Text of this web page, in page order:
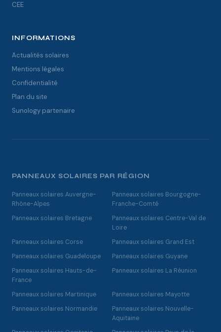
CEE
INFORMATIONS
Actualités solaires
Mentions légales
Confidentialité
Plan du site
Sunology partenaire
PANNEAUX SOLAIRES PAR RÉGION
Panneaux solaires Auvergne-
Rhône-Alpes
Panneaux solaires Bourgogne-
Franche-Comté
Panneaux solaires Bretagne
Panneaux solaires Centre-Val de
Loire
Panneaux solaires Corse
Panneaux solaires Grand Est
Panneaux solaires Guadeloupe
Panneaux solaires Guyane
Panneaux solaires Hauts-de-
France
Panneaux solaires La Réunion
Panneaux solaires Martinique
Panneaux solaires Mayotte
Panneaux solaires Normandie
Panneaux solaires Nouvelle-
Aquitaine